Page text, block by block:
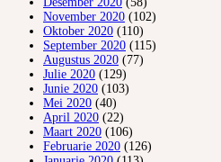
November 2020 (102)
Oktober 2020 (110)
September 2020 (115)
Augustus 2020 (77)
Julie 2020 (129)
Junie 2020 (103)
Mei 2020 (40)
April 2020 (22)
Maart 2020 (106)
Februarie 2020 (126)